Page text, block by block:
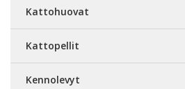
Kattohuovat
Kattopellit
Kennolevyt